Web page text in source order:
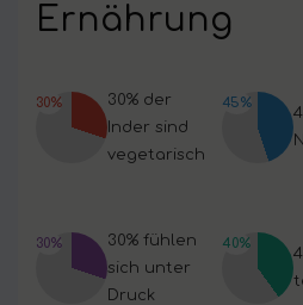
Ernährung
30%
30% der
Inder sind
vegetarisch
45%
30%
30% fühlen
sich unter
Druck
40%